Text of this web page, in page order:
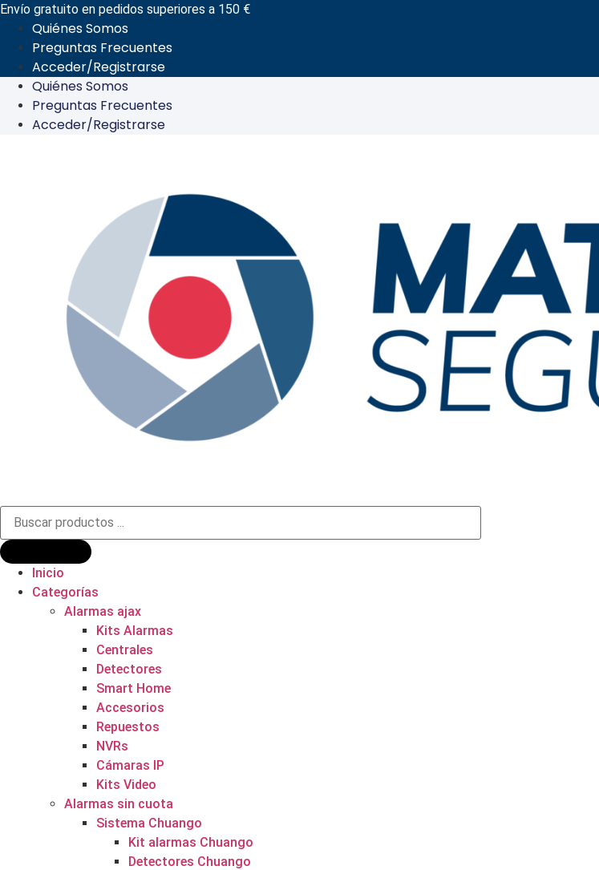
Ir
contenido
Envío gratuito en pedidos superiores a 150 €
Quiénes Somos
Preguntas Frecuentes
Acceder/Registrarse
Quiénes Somos
Preguntas Frecuentes
Acceder/Registrarse
Búsqueda
productos
Inicio
Categorías
Alarmas ajax
Kits Alarmas
Centrales
Detectores
Smart Home
Accesorios
Repuestos
NVRs
Cámaras IP
Kits Video
Alarmas sin cuota
Sistema Chuango
Kit alarmas Chuango
Detectores Chuango